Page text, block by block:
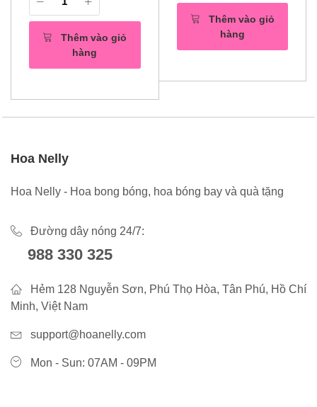
Thêm vào giỏ
hàng
Thêm vào giỏ
hàng
Hoa Nelly
Hoa Nelly - Hoa bong bóng, hoa bóng bay và quà tặng
Đường dây nóng 24/7:
988 330 325
Hẻm 128 Nguyễn Sơn, Phú Thọ Hòa, Tân Phú, Hồ Chí
Minh, Việt Nam
support@hoanelly.com
Mon - Sun: 07AM - 09PM